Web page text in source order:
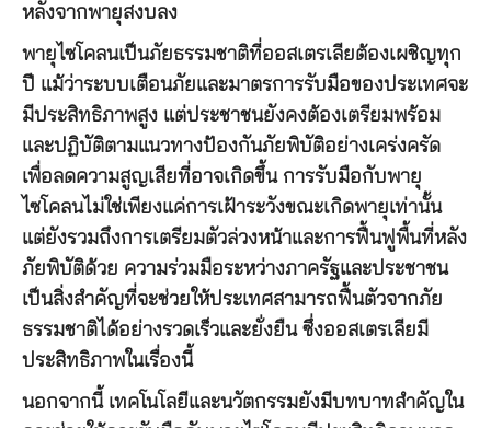
หลังจากพายุสงบลง
พายุไซโคลนเป็นภัยธรรมชาติที่ออสเตรเลียต้องเผชิญทุก
ปี แม้ว่าระบบเตือนภัยและมาตรการรับมือของประเทศจะ
มีประสิทธิภาพสูง แต่ประชาชนยังคงต้องเตรียมพร้อม
และปฏิบัติตามแนวทางป้องกันภัยพิบัติอย่างเคร่งครัด
เพื่อลดความสูญเสียที่อาจเกิดขึ้น การรับมือกับพายุ
ไซโคลนไม่ใช่เพียงแค่การเฝ้าระวังขณะเกิดพายุเท่านั้น
แต่ยังรวมถึงการเตรียมตัวล่วงหน้าและการฟื้นฟูพื้นที่หลัง
ภัยพิบัติด้วย ความร่วมมือระหว่างภาครัฐและประชาชน
เป็นสิ่งสำคัญที่จะช่วยให้ประเทศสามารถฟื้นตัวจากภัย
ธรรมชาติได้อย่างรวดเร็วและยั่งยืน ซึ่งออสเตรเลียมี
ประสิทธิภาพในเรื่องนี้
นอกจากนี้ เทคโนโลยีและนวัตกรรมยังมีบทบาทสำคัญใน